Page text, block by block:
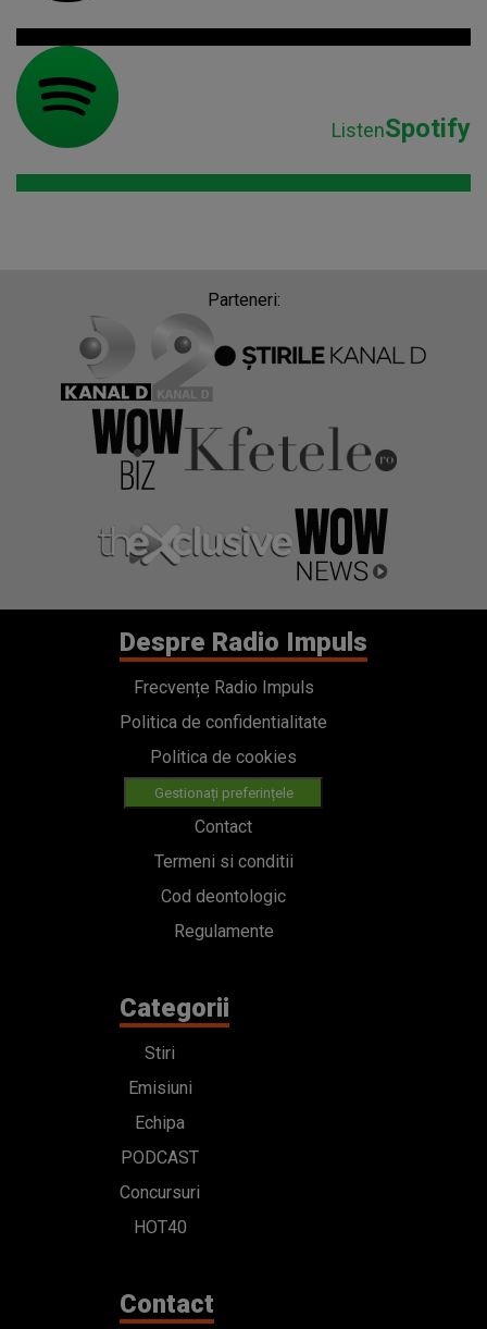
ListenSpotify
Parteneri:
Despre Radio Impuls
Frecvențe Radio Impuls
Politica de confidentialitate
Politica de cookies
Gestionați preferințele
Contact
Termeni si conditii
Cod deontologic
Regulamente
Categorii
Stiri
Emisiuni
Echipa
PODCAST
Concursuri
HOT40
Contact